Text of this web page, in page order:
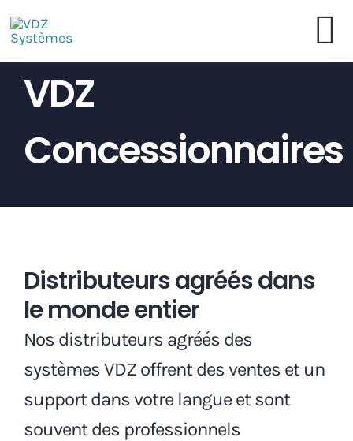
to
content
VDZ Systèmes
Commander en Ligne
Contactez
VDZ
Concessionnaires
Distributeurs agréés dans
le monde entier
Nos distributeurs agréés des
systèmes VDZ offrent des ventes et un
support dans votre langue et sont
souvent des professionnels